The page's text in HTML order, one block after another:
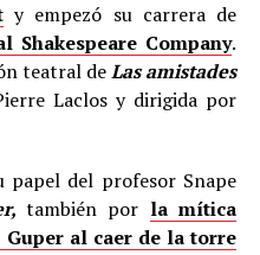
y empezó su carrera de
Shakespeare Company.
teatral deLas amistades
Laclos y dirigida por
papel del profesor Snape
también por la mítica
Guper al caer de la torre